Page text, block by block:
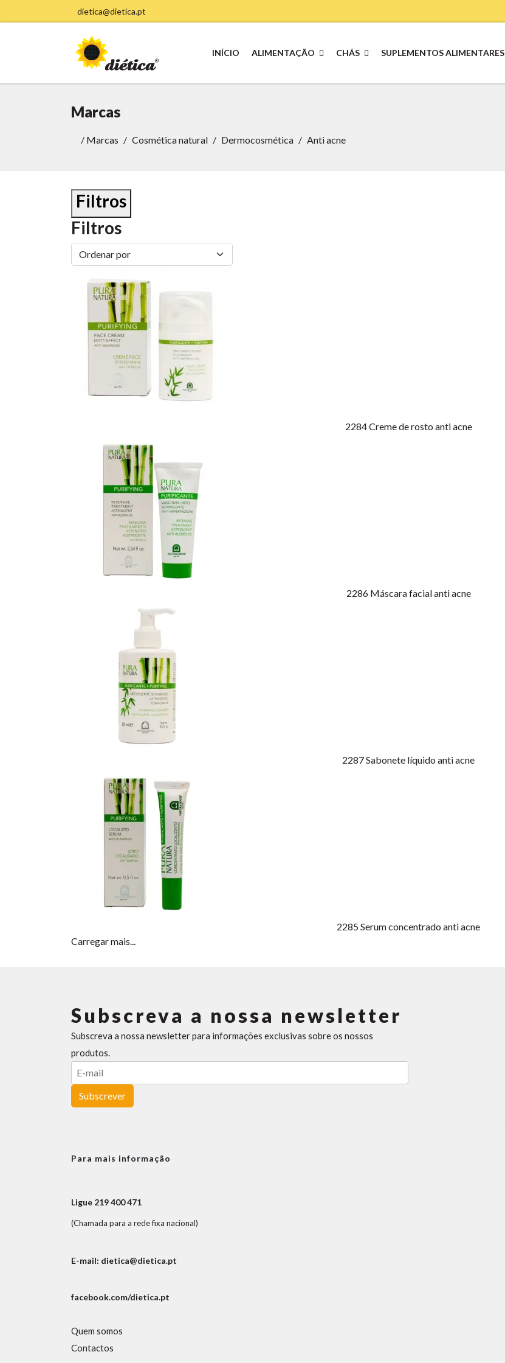
dietica@dietica.pt
INÍCIO ALIMENTAÇÃO CHÁS SUPLEMENTOS ALIMENTARES
Marcas
/ Marcas Cosmética natural Dermocosmética Anti acne
Filtros
Filtros
2284Creme de rosto anti acne
2286 Máscara facial anti acne
2287Sabonete líquido anti acne
2285Serum concentrado anti acne
Carregar mais...
Subscreva a nossa newsletter
Subscreva a nossa newsletter para informações exclusivas sobre os nossos
produtos.
Subscrever
Para mais informação
Ligue 219 400 471
(Chamada para a rede fixa nacional)
E-mail: dietica@dietica.pt
facebook.com/dietica.pt
Quem somos
Contactos